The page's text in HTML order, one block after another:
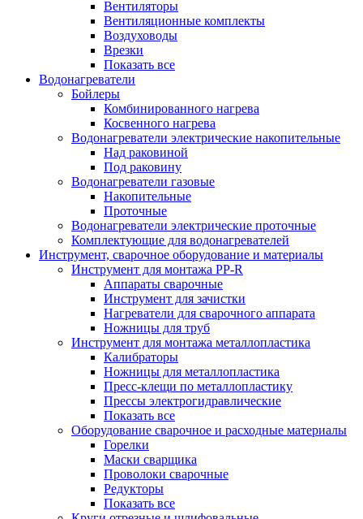
Вентиляторы
Вентиляционные комплекты
Воздуховоды
Врезки
Показать все
Водонагреватели
Бойлеры
Комбинированного нагрева
Косвенного нагрева
Водонагреватели электрические накопительные
Над раковиной
Под раковину
Водонагреватели газовые
Накопительные
Проточные
Водонагреватели электрические проточные
Комплектующие для водонагревателей
Инструмент, сварочное оборудование и материалы
Инструмент для монтажа PP-R
Аппараты сварочные
Инструмент для зачистки
Нагреватели для сварочного аппарата
Ножницы для труб
Инструмент для монтажа металлопластика
Калибраторы
Ножницы для металлопластика
Пресс-клещи по металлопластику
Прессы электрогидравлические
Показать все
Оборудование сварочное и расходные материалы
Горелки
Маски сварщика
Проволоки сварочные
Редукторы
Показать все